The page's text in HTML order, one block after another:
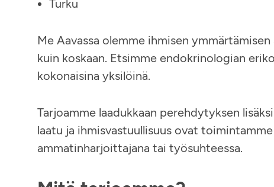
Turku
Me Aavassa olemme ihmisen
kuin koskaan. Etsimme endokrinologian
kokonaisina yksilöinä.
Tarjoamme laadukkaan perehdytyksen
laatu ja ihmisvastuullisuus ovat
ammatinharjoittajana tai työsuhteessa.